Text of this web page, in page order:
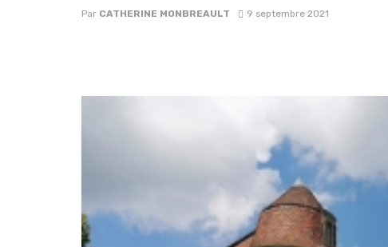
Par CATHERINE MONBREAULT 9 septembre 2021